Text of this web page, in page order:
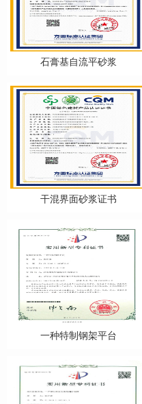
石膏基自流平砂浆
干混界面砂浆证书
一种特制钢架平台